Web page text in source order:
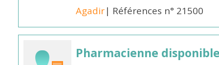
Agadir| Références n° 21500
Pharmacienne